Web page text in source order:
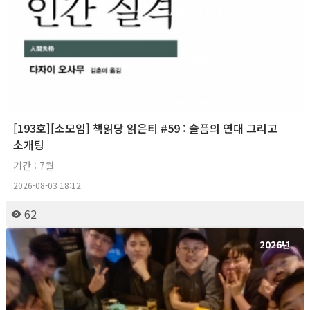
[193호][소모임] 책읽당 읽은티 #59 : 슬픔의 연대 그리고
소개팅
기간 : 7월
2026-08-03 18:12
62
2026년